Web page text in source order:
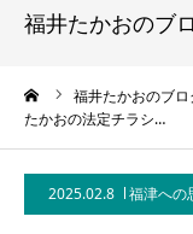
福井たかおのブ
福井たかおのブロ
たかおの法定チラシ…
2025.02.8 福津への